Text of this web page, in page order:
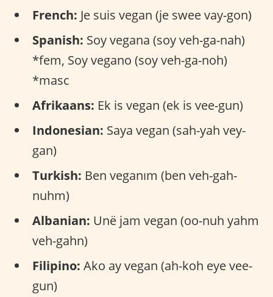
French: Je suis vegan (je swee vay-gon)
Spanish: Soy vegana (soy veh-ga-nah)
*fem, Soy vegano (soy veh-ga-noh)
*masc
Afrikaans: Ek is vegan (ek is vee-gun)
Indonesian: Saya vegan (sah-yah vey-
gan)
Turkish: Ben veganım (ben veh-gah-
nuhm)
Albanian: Unë jam vegan (oo-nuh yahm
veh-gahn)
Filipino: Ako ay vegan (ah-koh eye vee-
gun)